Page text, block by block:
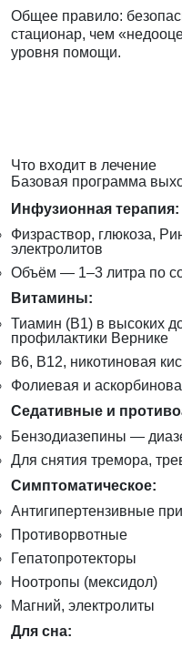
Общее правило:
стационар, чем
уровня помощи.
Что входит в лечение
Базовая программа
Инфузионная терапия:
Физраствор, глюкоза,
электролитов
Объём — 1–3 литра по
Витамины:
Тиамин (B1) в высоких
профилактики Вернике
B6, B12, никотиновая
Фолиевая и
Седативные и
Бензодиазепины —
Для снятия тремора,
Симптоматическое:
Антигипертензивные
Противорвотные
Гепатопротекторы
Ноотропы (мексидол)
Магний, электролиты
Для сна: